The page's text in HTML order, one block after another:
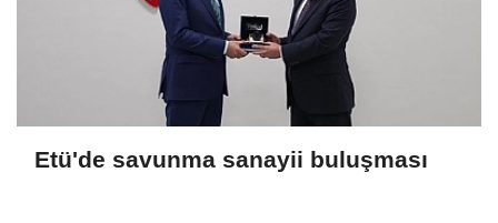
Etü'de savunma sanayii buluşması